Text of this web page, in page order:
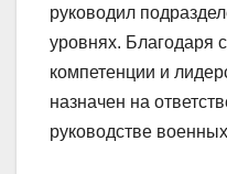
руководил
уровнях. Благодаря
компетенции и
назначен на
руководстве